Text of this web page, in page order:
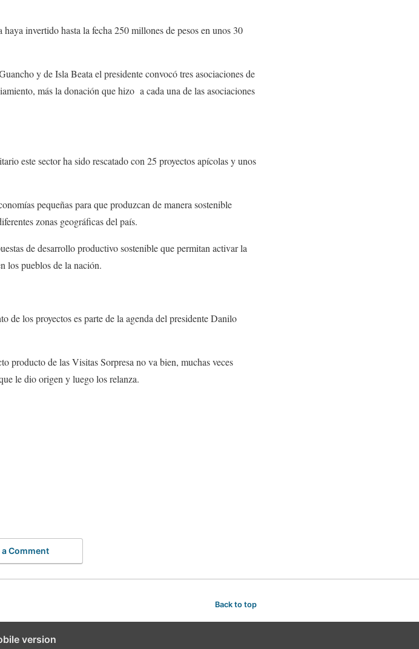
invertido hasta la fecha 250 millones de pesos en unos 30
y de Isla Beata el presidente convocó tres asociaciones de
más la donación que hizo a cada una de las asociaciones
este sector ha sido rescatado con 25 proyectos apícolas y unos
pequeñas para que produzcan de manera sostenible
zonas geográficas del país.
de desarrollo productivo sostenible que permitan activar la
los pueblos de la nación.
los proyectos es parte de la agenda del presidente Danilo
producto de las Visitas Sorpresa no va bien, muchas veces
le dio origen y luego los relanza.
a Comment
Back to top
version